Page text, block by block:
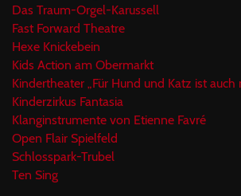
Das Traum-Orgel-Karussell
Fast Forward Theatre
Hexe Knickebein
Kids Action am Obermarkt
Kindertheater „Für Hund und Katz ist auch
Kinderzirkus Fantasia
Klanginstrumente von Etienne Favré
Open Flair Spielfeld
Schlosspark-Trubel
Ten Sing